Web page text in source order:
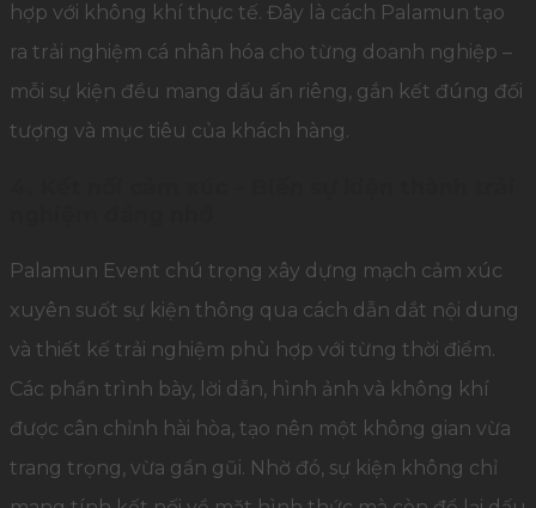
hợp với không khí thực tế. Đây là cách Palamun tạo
ra trải nghiệm cá nhân hóa cho từng doanh nghiệp –
mỗi sự kiện đều mang dấu ấn riêng, gắn kết đúng đối
tượng và mục tiêu của khách hàng.
Palamun Event chú trọng xây dựng mạch cảm xúc
xuyên suốt sự kiện thông qua cách dẫn dắt nội dung
và thiết kế trải nghiệm phù hợp với từng thời điểm.
Các phần trình bày, lời dẫn, hình ảnh và không khí
được cân chỉnh hài hòa, tạo nên một không gian vừa
trang trọng, vừa gần gũi. Nhờ đó, sự kiện không chỉ